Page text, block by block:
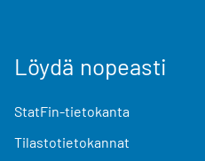
Löydä nopeasti
StatFin-tietokanta
Tilastotietokannat